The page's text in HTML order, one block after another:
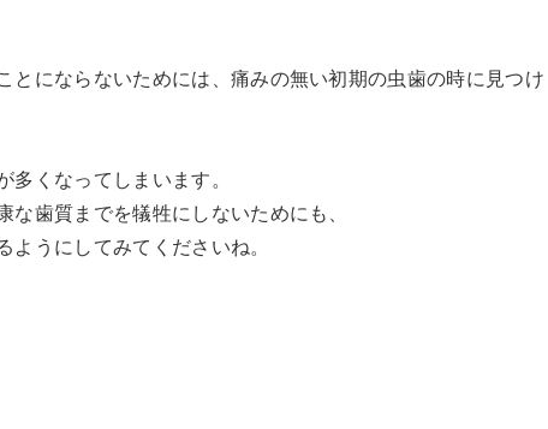
とにならないためには、痛みの無い初期の虫歯の時に見つけ
くなってしまいます。
歯質までを犠牲にしないためにも、
うにしてみてくださいね。